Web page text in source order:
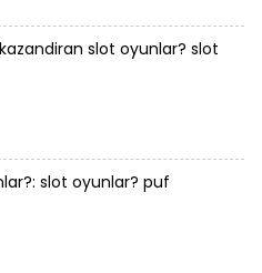
slot oyunlar? slot
slot oyunlar? puf